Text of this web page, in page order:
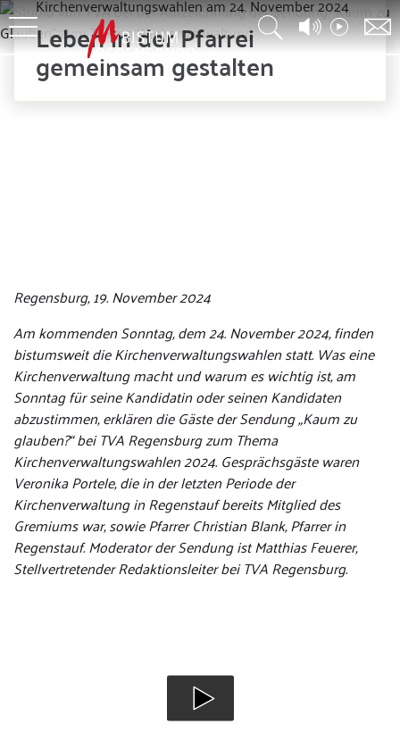
Kirchenverwaltungswahlen am 24. November 2024
Leben in der Pfarrei
gemeinsam gestalten
Regensburg, 19. November 2024
Am kommenden Sonntag, dem 24. November 2024, finden
bistumsweit die Kirchenverwaltungswahlen statt. Was eine
Kirchenverwaltung macht und warum es wichtig ist, am
Sonntag für seine Kandidatin oder seinen Kandidaten
abzustimmen, erklären die Gäste der Sendung „Kaum zu
glauben?“ bei TVA Regensburg zum Thema
Kirchenverwaltungswahlen 2024. Gesprächsgäste waren
Veronika Portele, die in der letzten Periode der
Kirchenverwaltung in Regenstauf bereits Mitglied des
Gremiums war, sowie Pfarrer Christian Blank, Pfarrer in
Regenstauf. Moderator der Sendung ist Matthias Feuerer,
Stellvertretender Redaktionsleiter bei TVA Regensburg.